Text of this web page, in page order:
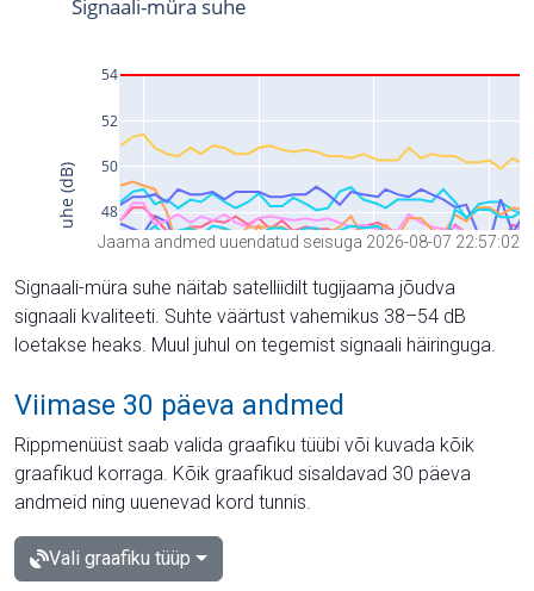
Jaama andmed uuendatud seisuga 2026-08-07 22:57:02
Signaali-müra suhe näitab satelliidilt tugijaama jõudva
signaali kvaliteeti. Suhte väärtust vahemikus 38–54 dB
loetakse heaks. Muul juhul on tegemist signaali häiringuga.
Viimase 30 päeva andmed
Rippmenüüst saab valida graafiku tüübi või kuvada kõik
graafikud korraga. Kõik graafikud sisaldavad 30 päeva
andmeid ning uuenevad kord tunnis.
Vali graafiku tüüp